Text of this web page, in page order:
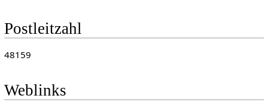
Postleitzahl
48159
Weblinks